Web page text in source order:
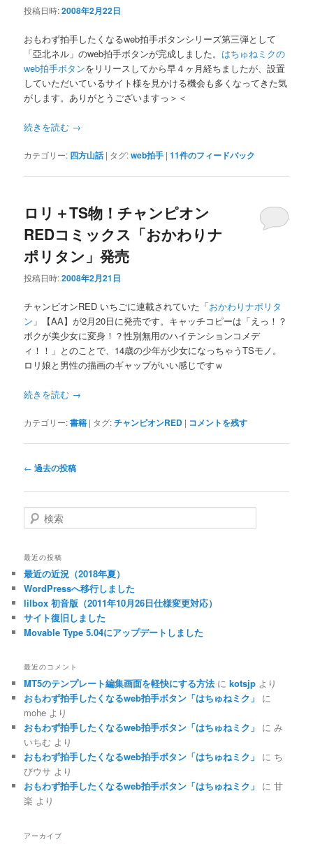
投稿日時:2008年2月22日
おもわず拍手したくなるweb拍手ボタンシリーズ第三弾として
「亞北ネル」のweb拍手ボタンが完成しました。 はちゅねミクの
web拍手ボタンをリリースしてから早４ヶ月経ちましたが、設置
していただいているサイト様を見かける機会も多くなってきた気
がします。ありがとうございますっ＞＜
続きを読む →
カテゴリー: 四方山話 | タグ:web拍手 |11件のフィードバック
ロリ＋TS物！チャンピオン
REDコミックス「おかわりナ
ポリタン」発売
投稿日時:2008年2月21日
チャンピオンRED いちごに連載されていた「おかわりナポリタ
ン 」【AA】が2月20日に発売です。キャッチコピーは「えっ！？
ボクが美少女に変身！？性別無用のハイテンションコメデ
ィ！！」とのことで、14歳の少年が少女になっちゃうTSモノ。
ロリ娘と男性の描画のギャップがいい感じですｗ
続きを読む →
カテゴリー:書籍 | タグ:チャンピオンRED | コメントを残す
投
ナ
ビ
ゲ
シ
ョ
ン
← 過去の投稿
検
索
最近の投稿
最近の近況（2018年夏）
WordPressへ移行しました
lilbox 初音版（2011年10月26日仕様変更対応）
サイト復旧しました
Movable Type 5.04にアップデートしました
最近のコメント
MT5のテンプレート編集画面を軽快にする方法にkotsjp より
おもわず拍手したくなるweb拍手ボタン「はちゅねミク」
に
mohe より
おもわず拍手したくなるweb拍手ボタン「はちゅねミク」
にみ
いちむ より
おもわず拍手したくなるweb拍手ボタン「はちゅねミク」
に ち
びウサ より
おもわず拍手したくなるweb拍手ボタン「はちゅねミク」
に甘
楽 より
アーカイブ